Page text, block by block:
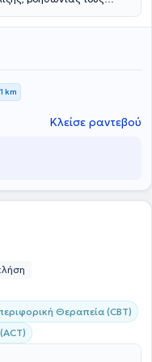
ποιότητα ζωής τους.
km
Κλείσε ραντεβού
Θεραπεία (CBT)